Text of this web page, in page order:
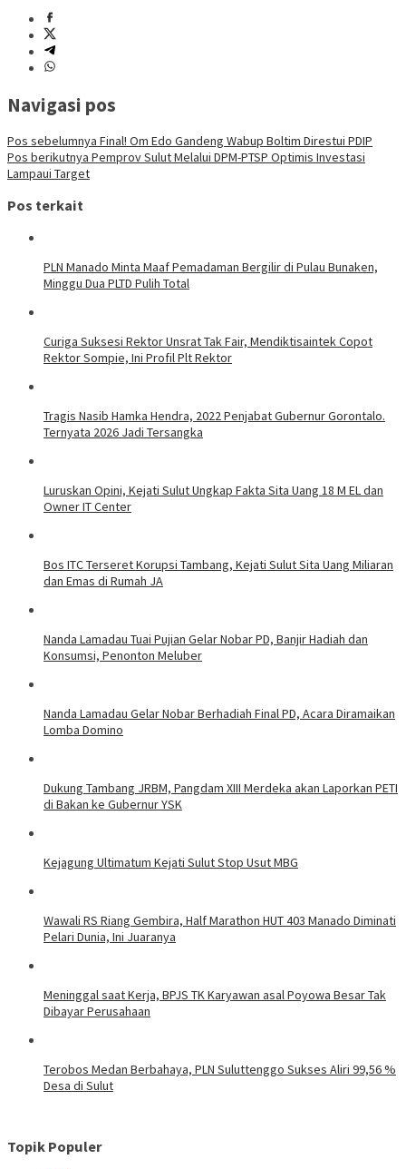
Navigasi pos
Pos sebelumnya Final! Om Edo Gandeng Wabup Boltim Direstui PDIP
Pos berikutnya Pemprov Sulut Melalui DPM-PTSP Optimis Investasi
Lampaui Target
Pos terkait
PLN Manado Minta Maaf Pemadaman Bergilir di Pulau Bunaken,
Minggu Dua PLTD Pulih Total
Curiga Suksesi Rektor Unsrat Tak Fair, Mendiktisaintek Copot
Rektor Sompie, Ini Profil Plt Rektor
Tragis Nasib Hamka Hendra, 2022 Penjabat Gubernur Gorontalo.
Ternyata 2026 Jadi Tersangka
Luruskan Opini, Kejati Sulut Ungkap Fakta Sita Uang 18 M EL dan
Owner IT Center
Bos ITC Terseret Korupsi Tambang, Kejati Sulut Sita Uang Miliaran
dan Emas di Rumah JA
Nanda Lamadau Tuai Pujian Gelar Nobar PD, Banjir Hadiah dan
Konsumsi, Penonton Meluber
Nanda Lamadau Gelar Nobar Berhadiah Final PD, Acara Diramaikan
Lomba Domino
Dukung Tambang JRBM, Pangdam XIII Merdeka akan Laporkan PETI
di Bakan ke Gubernur YSK
Kejagung Ultimatum Kejati Sulut Stop Usut MBG
Wawali RS Riang Gembira, Half Marathon HUT 403 Manado Diminati
Pelari Dunia, Ini Juaranya
Meninggal saat Kerja, BPJS TK Karyawan asal Poyowa Besar Tak
Dibayar Perusahaan
Terobos Medan Berbahaya, PLN Suluttenggo Sukses Aliri 99,56 %
Desa di Sulut
Topik Populer